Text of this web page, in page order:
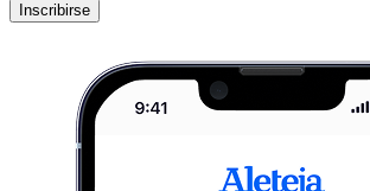
Inscribirse